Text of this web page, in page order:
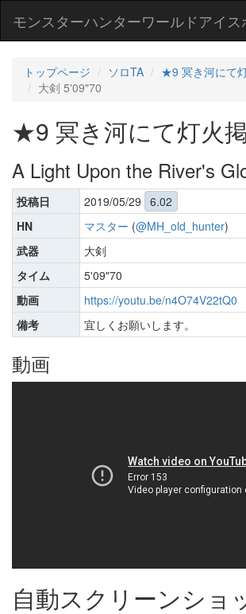
モンスターハンターワールドアイス
トップページ ソロTA
★9 冥き河にて
大剣 5'09"70
★9 冥き河にて灯火
A Light Upon the River's
投稿日 2019/05/29 6.02
HN
マスター (@MH_old_hunter)
武器
大剣
タイム
5'09"70
動画
https://youtu.be/n4O74V22tQ0
備考
宜しくお願いします。
動画
自動スクリーンショ